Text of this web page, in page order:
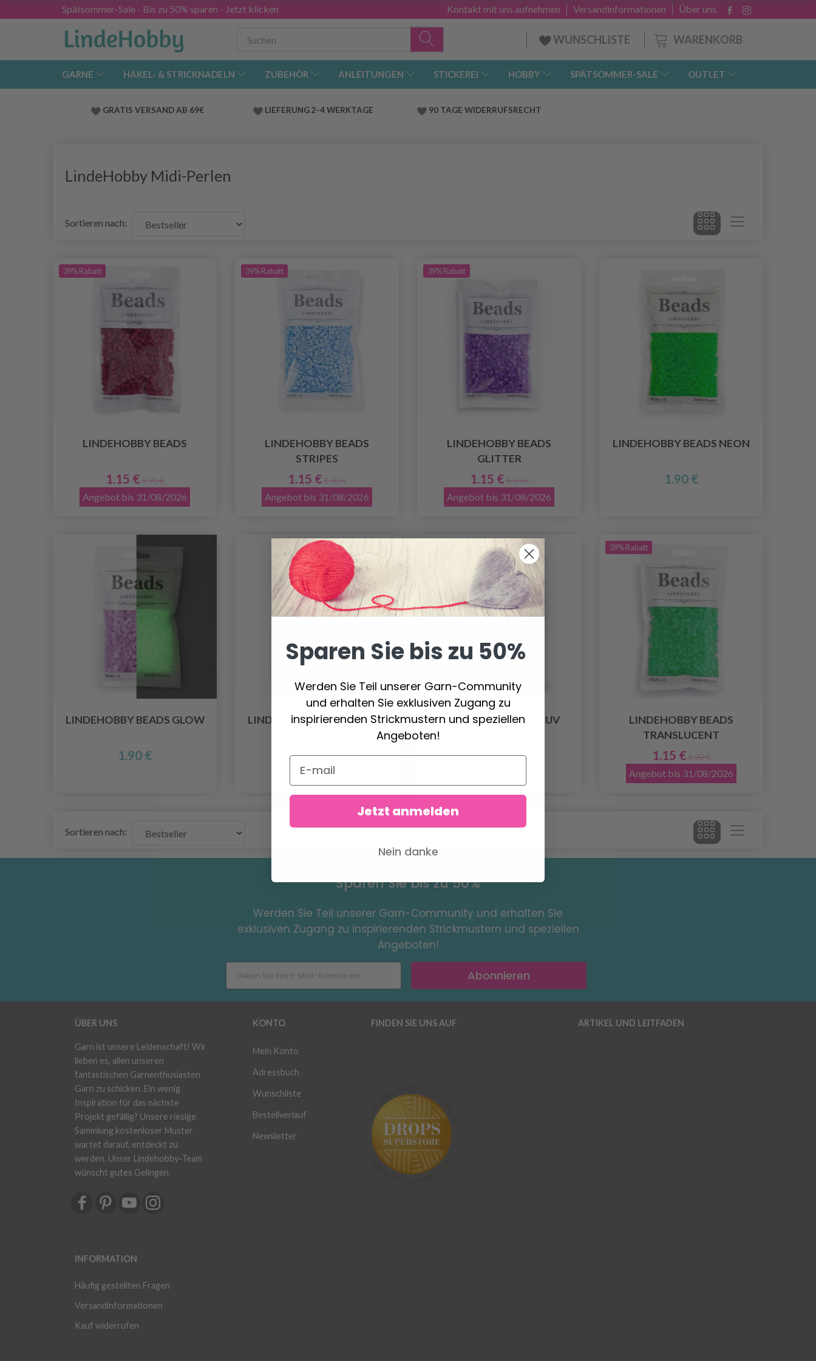
Spätsommer-Sale - Bis zu 50% sparen - Jetzt klicken Über uns
Versandinformationen
Kontakt mit uns aufnehmen
WARENKORB
WUNSCHLISTE
GARNE HÄKEL- & STRICKNADELN ZUBEHÖR ANLEITUNGEN STICKEREI HOBBY SPÄTSOMMER-SALE OUTLET
GRATIS VERSAND AB 69€ LIEFERUNG 2-4 WERKTAGE 90 TAGE WIDERRUFSRECHT
LindeHobby Midi-Perlen
Sortieren nach:
39% Rabatt
LINDEHOBBY BEADS
1.15 € 1.90 €
Angebot bis 31/08/2026
39% Rabatt
LINDEHOBBY BEADS
STRIPES
1.15 € 1.90 €
Angebot bis 31/08/2026
39% Rabatt
LINDEHOBBY BEADS
GLITTER
1.15 € 1.90 €
Angebot bis 31/08/2026
LINDEHOBBY BEADS NEON
1.90 €
LINDEHOBBY BEADS GLOW
1.90 €
LINDEHOBBY BEADS PEARL
1.90 €
LINDEHOBBY BEADS UV
1.90 €
39% Rabatt
LINDEHOBBY BEADS
TRANSLUCENT
1.15 € 1.90 €
Angebot bis 31/08/2026
Sortieren nach:
Sparen Sie bis zu 50%
Werden Sie Teil unserer Garn-Community und erhalten Sie
exklusiven Zugang zu inspirierenden Strickmustern und speziellen
Angeboten!
Abonnieren
ÜBER UNS
Garn ist unsere Leidenschaft! Wir
lieben es, allen unseren
fantastischen Garnenthusiasten
Garn zu schicken. Ein wenig
Inspiration für das nächste
Projekt gefällig? Unsere riesige
Sammlung kostenloser Muster
wartet darauf, entdeckt zu
werden. Unser Lindehobby-Team
wünscht gutes Gelingen.
INFORMATION
Häufig gestellten Fragen
Versandinformationen
Kauf widerrufen
KONTO
Mein Konto
Adressbuch
Wunschliste
Bestellverlauf
Newsletter
FINDEN SIE UNS AUF ARTIKEL UND LEITFADEN
Sparen Sie bis zu 50%
Werden Sie Teil unserer Garn-Community
und erhalten Sie exklusiven Zugang zu
inspirierenden Strickmustern und speziellen
Angeboten!
Jetzt anmelden
Nein danke